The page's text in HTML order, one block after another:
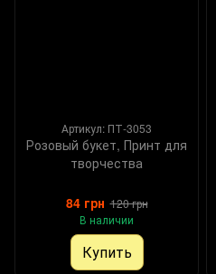
Артикул: ПТ-3053
Розовый букет, Принт для
творчества
84 грн 120 грн
В наличии
Купить